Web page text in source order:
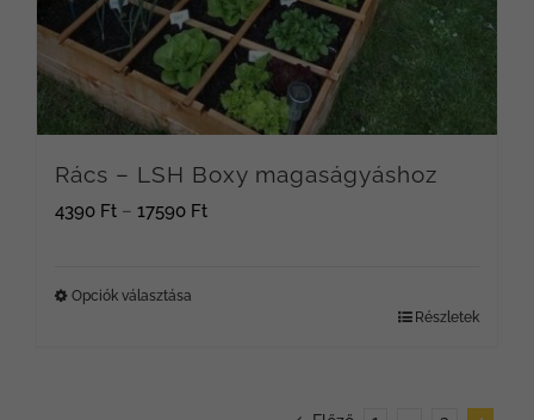
Rács – LSH Boxy magaságyáshoz
4390 Ft – 17590 FtÁrtartomány:
Opciók választása
Részletek